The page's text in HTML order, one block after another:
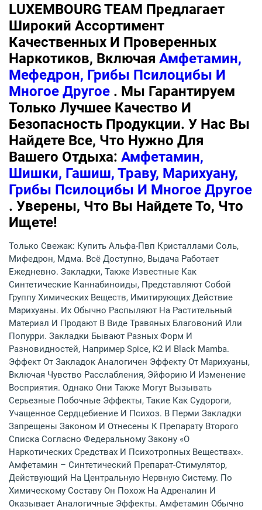
LUXEMBOURG TEAM Предлагает
Широкий Ассортимент
Качественных И Проверенных
Наркотиков, Включая Амфетамин,
Мефедрон, Грибы Псилоцибы И
Многое Другое . Мы Гарантируем
Только Лучшее Качество И
Безопасность Продукции. У Нас Вы
Найдете Все, Что Нужно Для
Вашего Отдыха: Амфетамин,
Шишки, Гашиш, Траву, Марихуану,
Грибы Псилоцибы И Многое Другое
. Уверены, Что Вы Найдете То, Что
Ищете!
Только Свежак: Купить Альфа-Пвп Кристаллами Соль,
Мифедрон, Мдма. Всё Доступно, Выдача Работает
Ежедневно. Закладки, Также Известные Как
Синтетические Каннабиноиды, Представляют Собой
Группу Химических Веществ, Имитирующих Действие
Марихуаны. Их Обычно Распыляют На Растительный
Материал И Продают В Виде Травяных Благовоний Или
Попурри. Закладки Бывают Разных Форм И
Разновидностей, Например Spice, K2 И Black Mamba.
Эффект От Закладок Аналогичен Эффекту От Марихуаны,
Включая Чувство Расслабления, Эйфорию И Изменение
Восприятия. Однако Они Также Могут Вызывать
Серьезные Побочные Эффекты, Такие Как Судороги,
Учащенное Сердцебиение И Психоз. В Перми Закладки
Запрещены Законом И Отнесены К Препарату Второго
Списка Согласно Федеральному Закону «О
Наркотических Средствах И Психотропных Веществах».
Амфетамин – Синтетический Препарат-Стимулятор,
Действующий На Центральную Нервную Систему. По
Химическому Составу Он Похож На Адреналин И
Оказывает Аналогичные Эффекты. Амфетамин Обычно